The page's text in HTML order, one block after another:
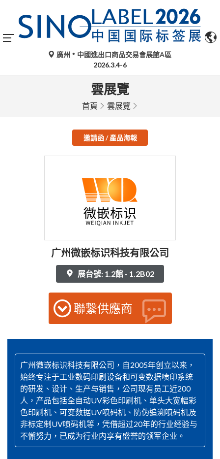
廣州
中國進出口商品交易會展館A區
2026.3.4-6
雲展覽
首頁 雲展覽
邀請函 / 產品海報
广州微嵌标识科技有限公司
展台號: 1.2館 - 1.2B02
聯繫供應商
广州微嵌标识科技有限公司，自2005年创立以来，
始终专注于工业数码印刷设备和可变数据喷印系统
的研发、设计、生产与销售，公司现有员工近200
人，产品包括全自动UV彩色印刷机、单头大宽幅彩
色印刷机、可变数据UV喷码机、防伪追溯喷码机及
非标定制UV喷码机等，凭借超过20年的行业经验与
不懈努力，已成为行业内享有盛誉的领军企业。